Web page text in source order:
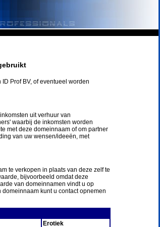
Prof BV, of eventueel worden
uit verhuur van
waarbij de inkomsten worden
met deze domeinnaam of om partner
van uw wensen/ideeën, met
te verkopen in plaats van deze zelf te
bijvoorbeeld omdat deze
van domeinnamen vindt u op
kunt u contact opnemen
Erotiek